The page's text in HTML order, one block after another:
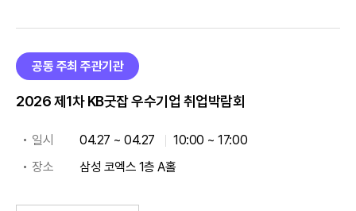
공동 주최 주관기관
2026 제1차 KB굿잡 우수기업 취업박람회
일시 04.27 ~ 04.27
10:00 ~ 17:00
장소
삼성 코엑스 1층 A홀